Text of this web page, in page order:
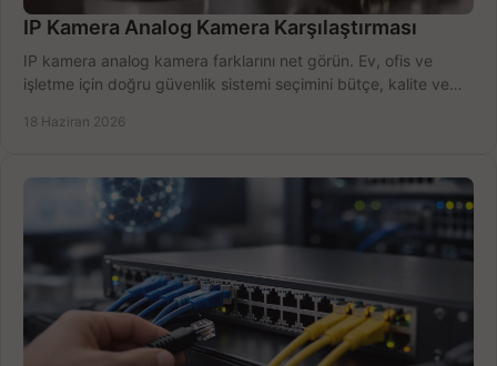
IP Kamera Analog Kamera Karşılaştırması
IP kamera analog kamera farklarını net görün. Ev, ofis ve
işletme için doğru güvenlik sistemi seçimini bütçe, kalite ve
18 Haziran 2026